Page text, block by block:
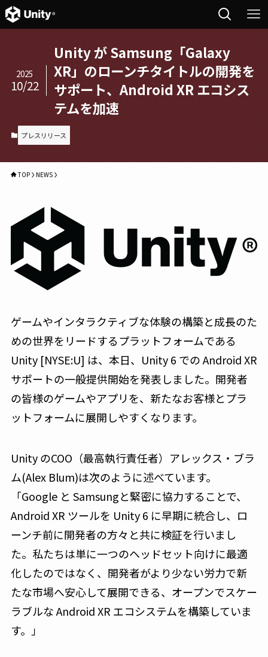
Unity が Samsung「Galaxy
XR」のローンチタイトルの開発を
サポート、Android XR エコシス
テムを加速
2025
10/22
プレスリリース
TOP NEWS
ゲームやインタラクティブな体験の構築と成長のた
めの世界をリードするプラットフォームである
Unity [NYSE:U] は、本日、Unity 6 での Android XR
サポートの一般提供開始を発表しました。開発者
の皆様のゲームやアプリを、新たなお客様とプラ
ットフォームに展開しやすくなります。
Unity のCOO（最高執行責任者）アレックス・ブラ
ム(Alex Blum)は次のように述べています。
「Google と Samsungと緊密に協力することで、
Android XR ツールを Unity 6 に早期に統合し、ロ
ーンチ前に開発者の方々と共に検証を行いまし
た。私たちは単に一つのヘッドセット向けに最適
化したのではなく、開発者がより少ない労力で新
たな市場へ安心して展開できる、オープンでスケー
ラブルな Android XR エコシステムを構築していま
す。」